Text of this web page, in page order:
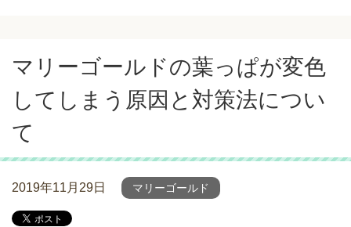
マリーゴールドの葉っぱが変色
してしまう原因と対策法につい
て
2019年11月29日 マリーゴールド